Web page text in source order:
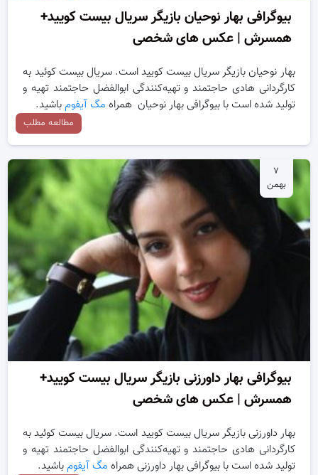
بیوگرافی بهار نوحیان بازیگر سریال بیست کویید+
همسرش | عکس های شخصی
بهار نوحیان بازیگر سریال بیست کویید است. سریال بیست کوئید به
کارگردانی هادی حاجتمند و تهیه‌کنندگی ابوالفضل حاجتمند تهیه و
تولید شده است با بیوگرافی بهار نوحیان همراه مگ آیفومباشید.
مطالعه مطلب
۷
بهمن
بیوگرافی بهار داورزنی بازیگر سریال بیست کویید+
همسرش | عکس های شخصی
بهار داورزنی بازیگر سریال بیست کویید است. سریال بیست کوئید به
کارگردانی هادی حاجتمند و تهیه‌کنندگی ابوالفضل حاجتمند تهیه و
تولید شده است با بیوگرافی بهار داورزنی همراه مگ آیفومباشید.